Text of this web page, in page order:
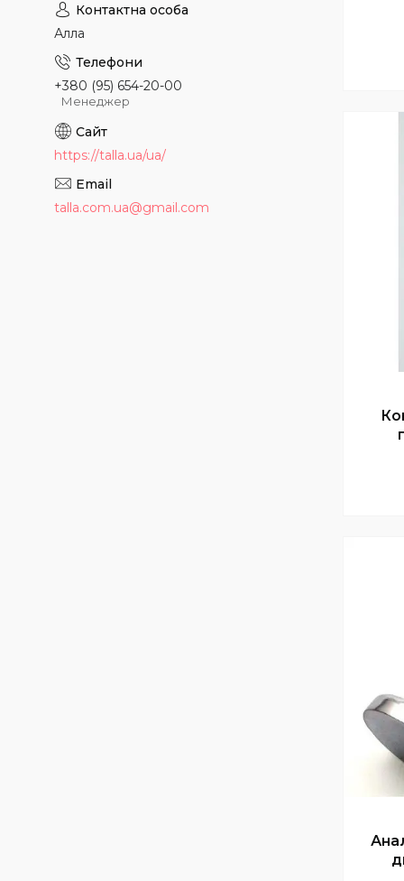
Алла
+380 (95) 654-20-00
Менеджер
https://talla.ua/ua/
talla.com.ua@gmail.com